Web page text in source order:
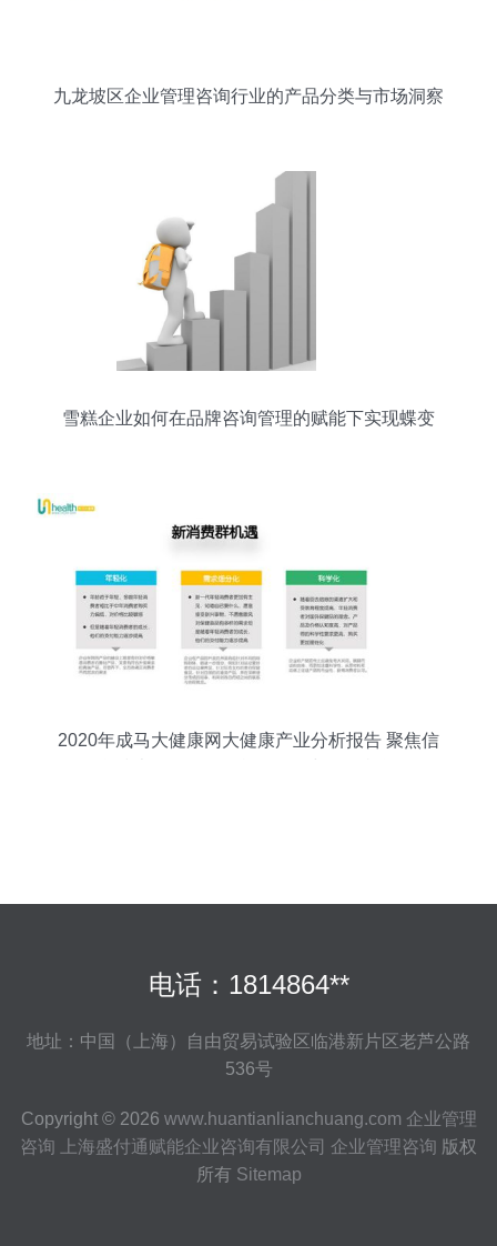
九龙坡区企业管理咨询行业的产品分类与市场洞察
雪糕企业如何在品牌咨询管理的赋能下实现蝶变
2020年成马大健康网大健康产业分析报告 聚焦信
电话：1814864**
地址：中国（上海）自由贸易试验区临港新片区老芦公路
536号
Copyright © 2026 www.huantianlianchuang.com 企业管理
咨询
上海盛付通赋能企业咨询有限公司 企业管理咨询 版权
所有 Sitemap